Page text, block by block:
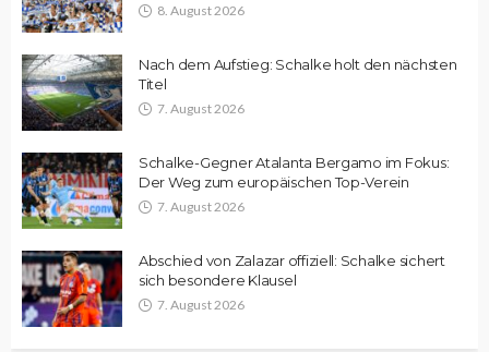
8. August 2026
Nach dem Aufstieg: Schalke holt den nächsten
Titel
7. August 2026
Schalke-Gegner Atalanta Bergamo im Fokus:
Der Weg zum europäischen Top-Verein
7. August 2026
Abschied von Zalazar offiziell: Schalke sichert
sich besondere Klausel
7. August 2026